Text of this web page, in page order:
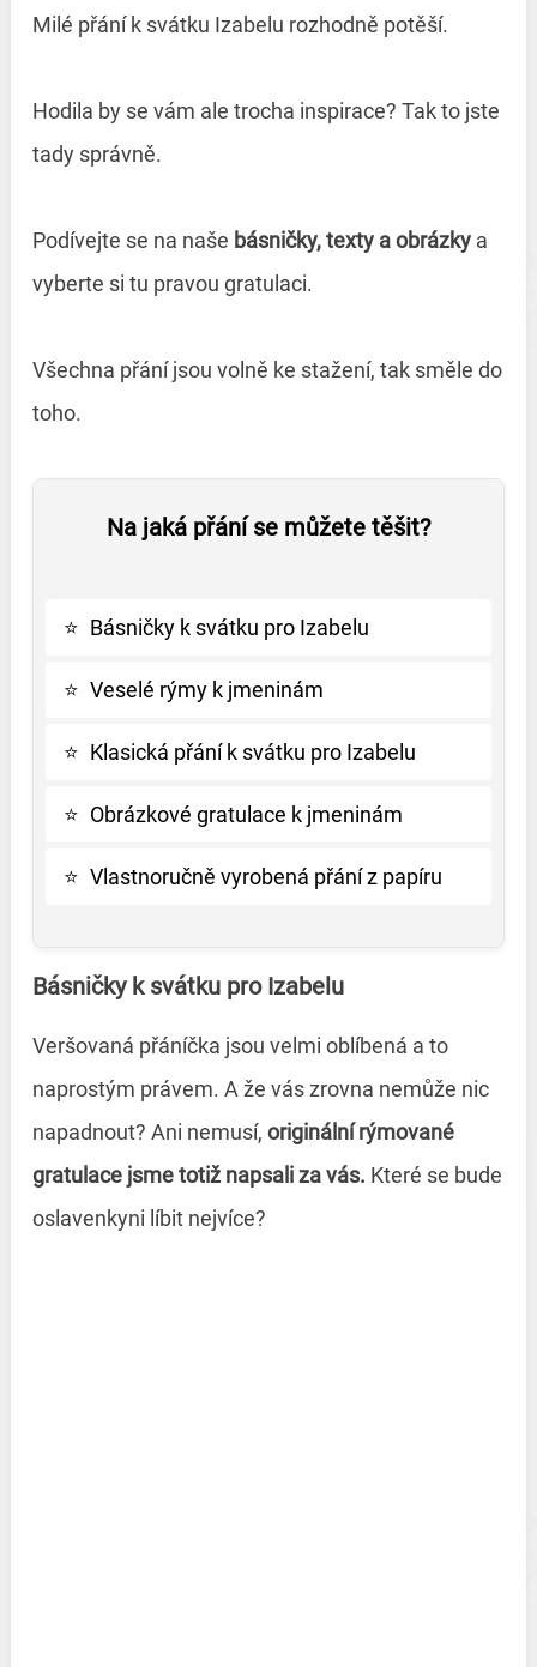
Milé přání k svátku Izabelu rozhodně potěší.
Hodila by se vám ale trocha inspirace? Tak to jste
tady správně.
Podívejte se na naše básničky, texty a obrázkya
vyberte si tu pravou gratulaci.
Všechna přání jsou volně ke stažení, tak směle do
toho.
Na jaká přání se můžete těšit?
⭐ Básničky k svátku pro Izabelu
⭐ Veselé rýmy k jmeninám
⭐ Klasická přání k svátku pro Izabelu
⭐ Obrázkové gratulace k jmeninám
⭐ Vlastnoručně vyrobená přání z papíru
Básničky k svátku pro Izabelu
Veršovaná přáníčka jsou velmi oblíbená a to
naprostým právem. A že vás zrovna nemůže nic
napadnout? Ani nemusí, originální rýmované
gratulace jsme totiž napsali za vás. Které se bude
oslavenkyni líbit nejvíce?